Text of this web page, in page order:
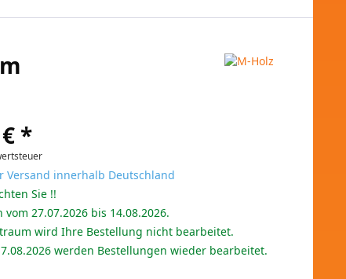
*
Versand innerhalb Deutschland
Sie !!
27.07.2026 bis 14.08.2026.
wird Ihre Bestellung nicht bearbeitet.
werden Bestellungen wieder bearbeitet.